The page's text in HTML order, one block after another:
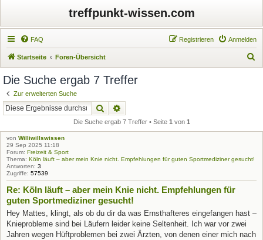
treffpunkt-wissen.com
FAQ Anmelden
Registrieren
Startseite Foren-Übersicht
Die Suche ergab 7 Treffer
Zur erweiterten Suche
Suche
Die Suche ergab 7 Treffer • Seite 1 von 1
von Williwillswissen
29 Sep 2025 11:18
Forum: Freizeit & Sport
Thema: Köln läuft – aber mein Knie nicht. Empfehlungen für guten Sportmediziner gesucht!
Antworten: 3
Zugriffe: 57539
Re: Köln läuft – aber mein Knie nicht. Empfehlungen für
guten Sportmediziner gesucht!
Hey Mattes, klingt, als ob du dir da was Ernsthafteres eingefangen hast –
Knieprobleme sind bei Läufern leider keine Seltenheit. Ich war vor zwei
Jahren wegen Hüftproblemen bei zwei Ärzten, von denen einer mich nach